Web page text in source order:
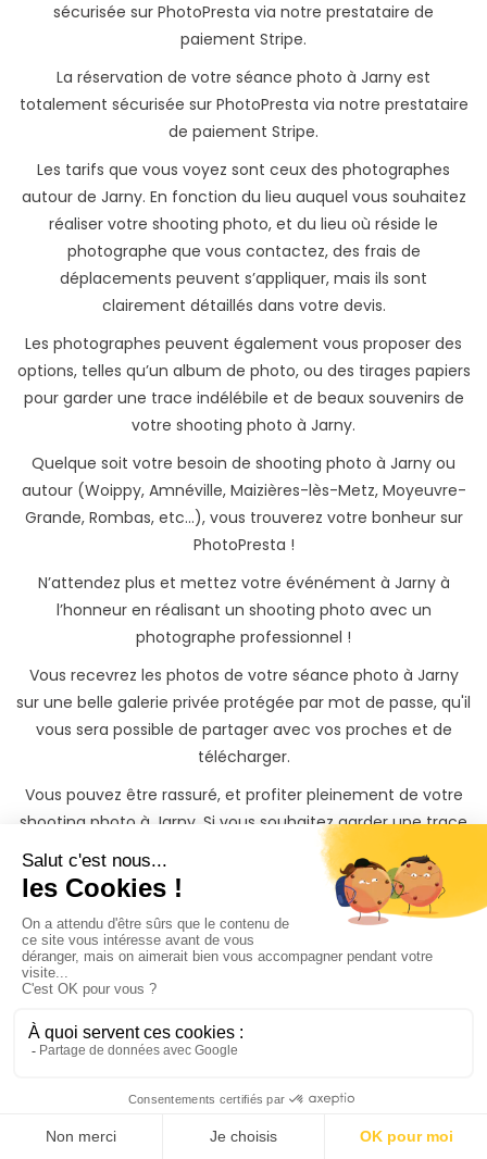
sécurisée sur PhotoPresta via notre prestataire de
paiement Stripe.
La réservation de votre séance photo à Jarny est
totalement sécurisée sur PhotoPresta via notre prestataire
de paiement Stripe.
Les tarifs que vous voyez sont ceux des photographes
autour de Jarny. En fonction du lieu auquel vous souhaitez
réaliser votre shooting photo, et du lieu où réside le
photographe que vous contactez, des frais de
déplacements peuvent s’appliquer, mais ils sont
clairement détaillés dans votre devis.
Les photographes peuvent également vous proposer des
options, telles qu’un album de photo, ou des tirages papiers
pour garder une trace indélébile et de beaux souvenirs de
votre shooting photo à Jarny.
Quelque soit votre besoin de shooting photo à Jarny ou
autour (Woippy, Amnéville, Maizières-lès-Metz, Moyeuvre-
Grande, Rombas, etc...), vous trouverez votre bonheur sur
PhotoPresta !
N’attendez plus et mettez votre événément à Jarny à
l’honneur en réalisant un shooting photo avec un
photographe professionnel !
Vous recevrez les photos de votre séance photo à Jarny
sur une belle galerie privée protégée par mot de passe, qu'il
vous sera possible de partager avec vos proches et de
télécharger.
Vous pouvez être rassuré, et profiter pleinement de votre
shooting photo à Jarny. Si vous souhaitez garder une trace
inoubliable de votre shooting, il vous sera également
possible de commander des tirages photos papiers à des
tarifs préférentiels directement depuis votre galerie photo
privée.
Trouvez rapidement un
Photographe à Jarny
même si vous n'avez
le temps de chercher
3 façons s'offrent à vous sur PhotoPresta pour trouver